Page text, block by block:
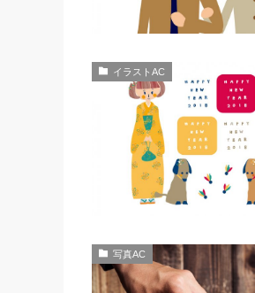
イラストAC
写真AC